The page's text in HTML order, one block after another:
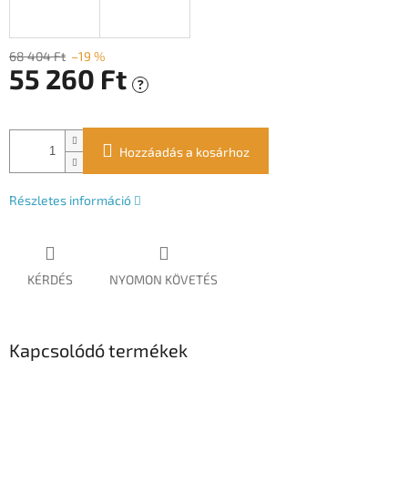
68 404 Ft –19 %
55 260 Ft ?
Hozzáadás a kosárhoz
Részletes információ
KÉRDÉS NYOMON KÖVETÉS
Kapcsolódó termékek